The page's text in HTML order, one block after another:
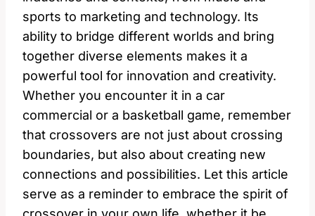
sports to marketing and technology. Its
ability to bridge different worlds and bring
together diverse elements makes it a
powerful tool for innovation and creativity.
Whether you encounter it in a car
commercial or a basketball game, remember
that crossovers are not just about crossing
boundaries, but also about creating new
connections and possibilities. Let this article
serve as a reminder to embrace the spirit of